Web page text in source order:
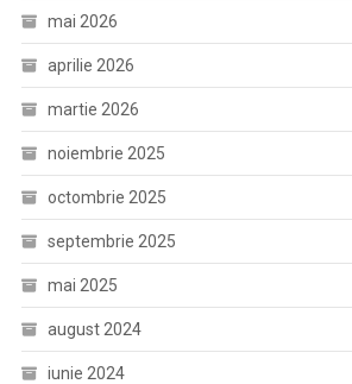
mai 2026
aprilie 2026
martie 2026
noiembrie 2025
octombrie 2025
septembrie 2025
mai 2025
august 2024
iunie 2024